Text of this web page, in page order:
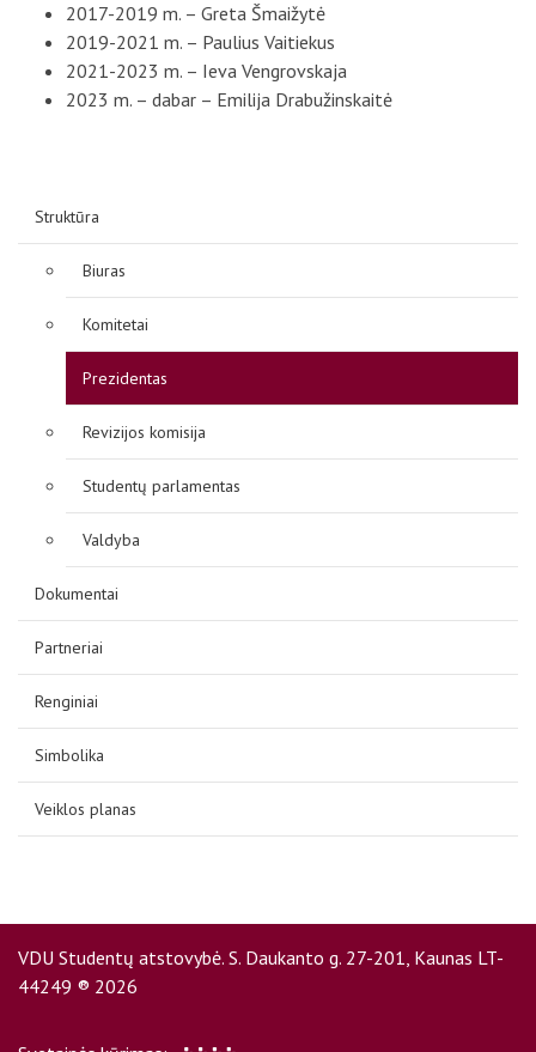
2017-2019 m. – Greta Šmaižytė
2019-2021 m. – Paulius Vaitiekus
2021-2023 m. – Ieva Vengrovskaja
2023 m. – dabar – Emilija Drabužinskaitė
Struktūra
Biuras
Komitetai
Prezidentas
Revizijos komisija
Studentų parlamentas
Valdyba
Dokumentai
Partneriai
Renginiai
Simbolika
Veiklos planas
VDU Studentų atstovybė. S. Daukanto g. 27-201, Kaunas LT-
44249 ® 2026